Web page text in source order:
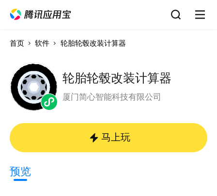
首页 软件 轮胎轮毂改装计算器
轮胎轮毂改装计算器
厦门简心智能科技有限公司
马上玩
预览